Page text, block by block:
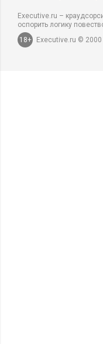
Executive.ru –
оспорить логику
18+
Executive.ru ©